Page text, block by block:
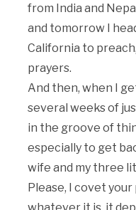
from India and
and tomorrow I
California to
prayers.
And then, when I
several weeks of
in the groove of
especially to get
wife and my three
Please, I covet